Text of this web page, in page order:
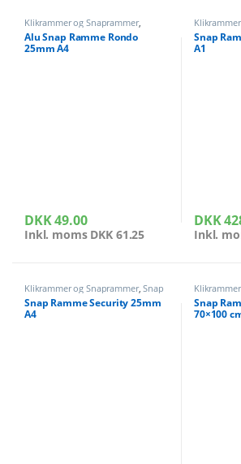
Klikrammer og Snaprammer,
Snaprammer og Klikrammer
Alu Snap Ramme Rondo
25mm A4
DKK49.00
Inkl. moms DKK 61.25
rammer
Snap
A1
DKK
Inkl.
Klikrammer og Snaprammer,Snap
rammer sikkerhed
Snap Ramme Security 25mm
A4
rammer
Snap
70×100